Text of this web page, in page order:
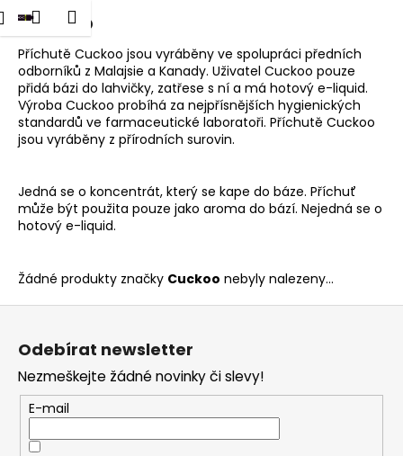
Přejít
na
obsah
Přihlášení
Nákupní
košík
Menu
Cuckoo
Příchutě Cuckoo jsou vyráběny ve spolupráci předních
odborníků z Malajsie a Kanady. Uživatel Cuckoo pouze
přidá bázi do lahvičky, zatřese s ní a má hotový e-liquid.
Výroba Cuckoo probíhá za nejpřísnějších hygienických
standardů ve farmaceutické laboratoři. Příchutě Cuckoo
jsou vyráběny z přírodních surovin.
Jedná se o koncentrát, který se kape do báze. Příchuť
může být použita pouze jako aroma do bází. Nejedná se o
hotový e-liquid.
Žádné produkty značky Cuckoo nebyly nalezeny...
K
o Zpět
Zpět
C
o
p
t
ř
e
u
j
t
e
n
a
Odebírat newsletter
Nezmeškejte žádné novinky či slevy!
E-mail